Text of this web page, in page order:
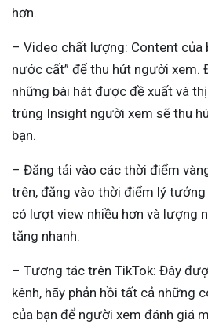
hơn.
– Video chất lượng: Content của
nước cất” để thu hút người xem.
những bài hát được đề xuất và
trúng Insight người xem sẽ thu
bạn.
– Đăng tải vào các thời điểm
trên, đăng vào thời điểm lý
có lượt view nhiều hơn và lượng
tăng nhanh.
– Tương tác trên TikTok: Đây
kênh, hãy phản hồi tất cả những
của bạn để người xem đánh giá